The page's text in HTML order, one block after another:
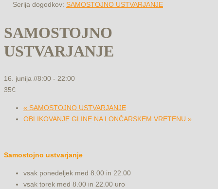
Serija dogodkov: SAMOSTOJNO USTVARJANJE
SAMOSTOJNO
USTVARJANJE
16. junija //8:00 - 22:00
35€
« SAMOSTOJNO USTVARJANJE
OBLIKOVANJE GLINE NA LONČARSKEM VRETENU »
Samostojno ustvarjanje
vsak ponedeljek med 8.00 in 22.00
vsak torek med 8.00 in 22.00 uro